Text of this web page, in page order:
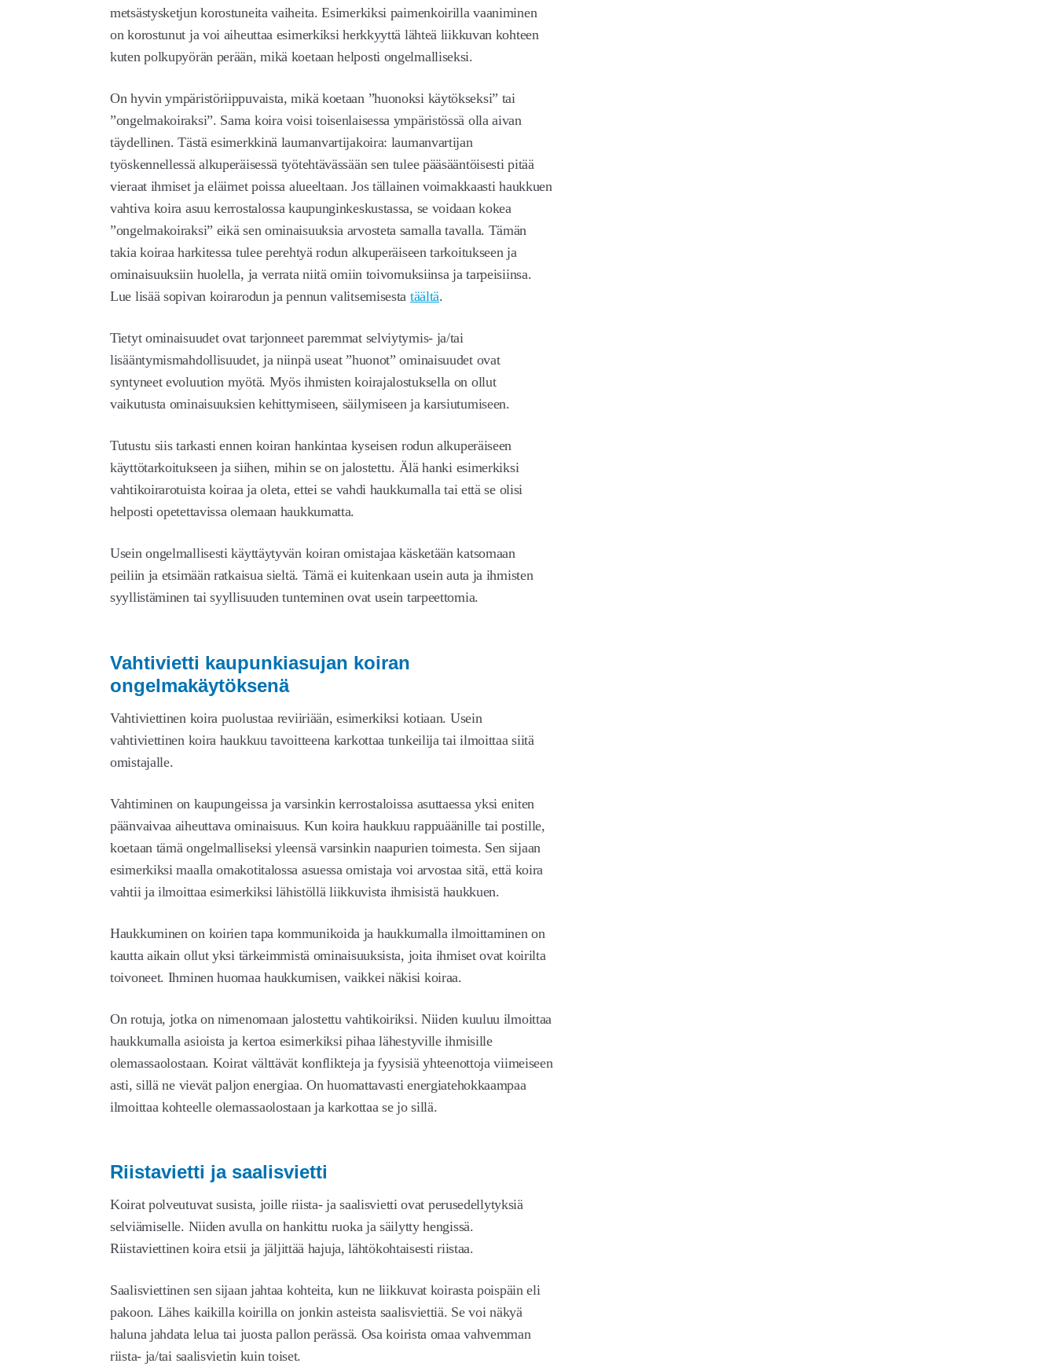
metsästysketjun korostuneita vaiheita. Esimerkiksi paimenkoirilla vaaniminen
on korostunut ja voi aiheuttaa esimerkiksi herkkyyttä lähteä liikkuvan kohteen
kuten polkupyörän perään, mikä koetaan helposti ongelmalliseksi.
On hyvin ympäristöriippuvaista, mikä koetaan ”huonoksi käytökseksi” tai
”ongelmakoiraksi”. Sama koira voisi toisenlaisessa ympäristössä olla aivan
täydellinen. Tästä esimerkkinä laumanvartijakoira: laumanvartijan
työskennellessä alkuperäisessä työtehtävässään sen tulee pääsääntöisesti pitää
vieraat ihmiset ja eläimet poissa alueeltaan. Jos tällainen voimakkaasti haukkuen
vahtiva koira asuu kerrostalossa kaupunginkeskustassa, se voidaan kokea
”ongelmakoiraksi” eikä sen ominaisuuksia arvosteta samalla tavalla. Tämän
takia koiraa harkitessa tulee perehtyä rodun alkuperäiseen tarkoitukseen ja
ominaisuuksiin huolella, ja verrata niitä omiin toivomuksiinsa ja tarpeisiinsa.
Lue lisää sopivan koirarodun ja pennun valitsemisesta täältä.
Tietyt ominaisuudet ovat tarjonneet paremmat selviytymis- ja/tai
lisääntymismahdollisuudet, ja niinpä useat ”huonot” ominaisuudet ovat
syntyneet evoluution myötä. Myös ihmisten koirajalostuksella on ollut
vaikutusta ominaisuuksien kehittymiseen, säilymiseen ja karsiutumiseen.
Tutustu siis tarkasti ennen koiran hankintaa kyseisen rodun alkuperäiseen
käyttötarkoitukseen ja siihen, mihin se on jalostettu. Älä hanki esimerkiksi
vahtikoirarotuista koiraa ja oleta, ettei se vahdi haukkumalla tai että se olisi
helposti opetettavissa olemaan haukkumatta.
Usein ongelmallisesti käyttäytyvän koiran omistajaa käsketään katsomaan
peiliin ja etsimään ratkaisua sieltä. Tämä ei kuitenkaan usein auta ja ihmisten
syyllistäminen tai syyllisuuden tunteminen ovat usein tarpeettomia.
Vahtivietti kaupunkiasujan koiran
ongelmakäytöksenä
Vahtiviettinen koira puolustaa reviiriään, esimerkiksi kotiaan. Usein
vahtiviettinen koira haukkuu tavoitteena karkottaa tunkeilija tai ilmoittaa siitä
omistajalle.
Vahtiminen on kaupungeissa ja varsinkin kerrostaloissa asuttaessa yksi eniten
päänvaivaa aiheuttava ominaisuus. Kun koira haukkuu rappuäänille tai postille,
koetaan tämä ongelmalliseksi yleensä varsinkin naapurien toimesta. Sen sijaan
esimerkiksi maalla omakotitalossa asuessa omistaja voi arvostaa sitä, että koira
vahtii ja ilmoittaa esimerkiksi lähistöllä liikkuvista ihmisistä haukkuen.
Haukkuminen on koirien tapa kommunikoida ja haukkumalla ilmoittaminen on
kautta aikain ollut yksi tärkeimmistä ominaisuuksista, joita ihmiset ovat koirilta
toivoneet. Ihminen huomaa haukkumisen, vaikkei näkisi koiraa.
On rotuja, jotka on nimenomaan jalostettu vahtikoiriksi. Niiden kuuluu ilmoittaa
haukkumalla asioista ja kertoa esimerkiksi pihaa lähestyville ihmisille
olemassaolostaan. Koirat välttävät konflikteja ja fyysisiä yhteenottoja viimeiseen
asti, sillä ne vievät paljon energiaa. On huomattavasti energiatehokkaampaa
ilmoittaa kohteelle olemassaolostaan ja karkottaa se jo sillä.
Riistavietti ja saalisvietti
Koirat polveutuvat susista, joille riista- ja saalisvietti ovat perusedellytyksiä
selviämiselle. Niiden avulla on hankittu ruoka ja säilytty hengissä.
Riistaviettinen koira etsii ja jäljittää hajuja, lähtökohtaisesti riistaa.
Saalisviettinen sen sijaan jahtaa kohteita, kun ne liikkuvat koirasta poispäin eli
pakoon. Lähes kaikilla koirilla on jonkin asteista saalisviettiä. Se voi näkyä
haluna jahdata lelua tai juosta pallon perässä. Osa koirista omaa vahvemman
riista- ja/tai saalisvietin kuin toiset.